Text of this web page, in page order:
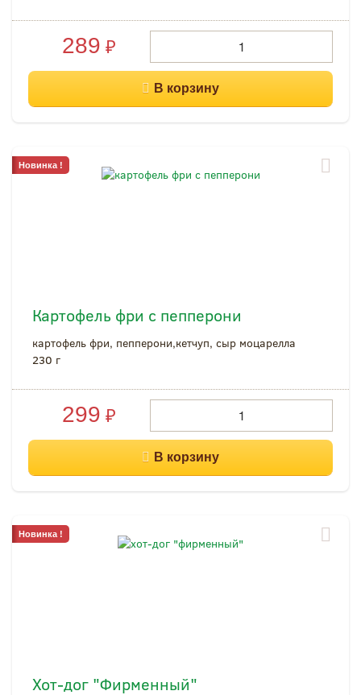
289 ₽
Картофель фри с пепперони
картофель фри, пепперони,кетчуп, сыр моцарелла
230 г
299 ₽
Новинка !
Хот-дог "Фирменный"
Новинка !